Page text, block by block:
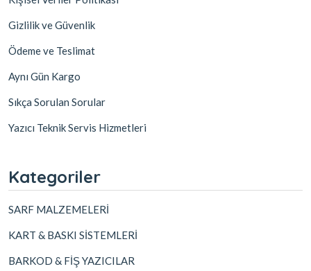
Gizlilik ve Güvenlik
Ödeme ve Teslimat
Aynı Gün Kargo
Sıkça Sorulan Sorular
Yazıcı Teknik Servis Hizmetleri
Kategoriler
SARF MALZEMELERİ
KART & BASKI SİSTEMLERİ
BARKOD & FİŞ YAZICILAR